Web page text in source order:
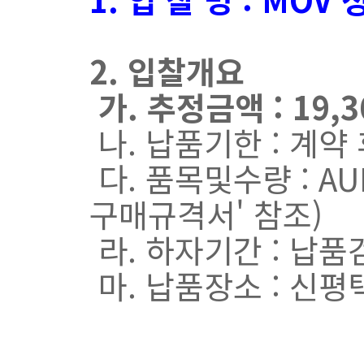
2. 입찰개요
가. 추정금액 :
나. 납품기한 : 계약
다. 품목및수량 :
구매규격서' 참조)
라. 하자기간 : 납품
마. 납품장소 : 신평